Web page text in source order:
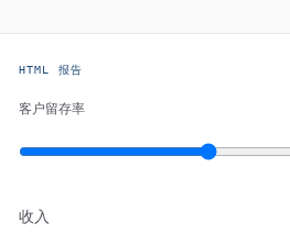
HTML 报告
客户留存率
收入